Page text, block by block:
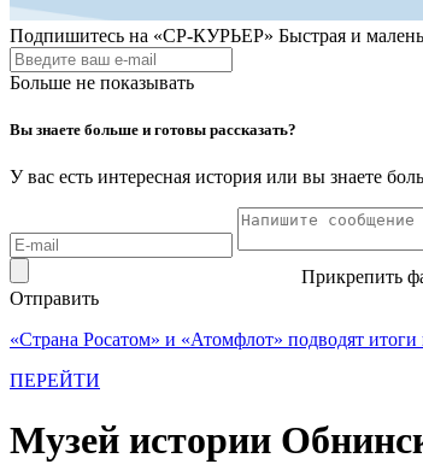
Подпишитесь на «СР-КУРЬЕР» Быстрая и
Больше не показывать
Вы знаете больше и готовы рассказать?
У вас есть интересная история или вы знаете
Прикрепить
Отправить
«Страна Росатом» и «Атомфлот» подводят
ПЕРЕЙТИ
Музей истории